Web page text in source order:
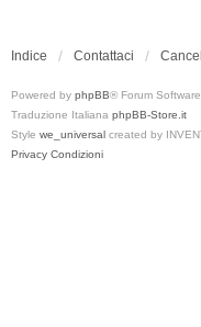
Indice Contattaci
Powered by phpBB® Forum
Traduzione Italiana phpBB-Store.it
Style we_universal created by
Privacy Condizioni